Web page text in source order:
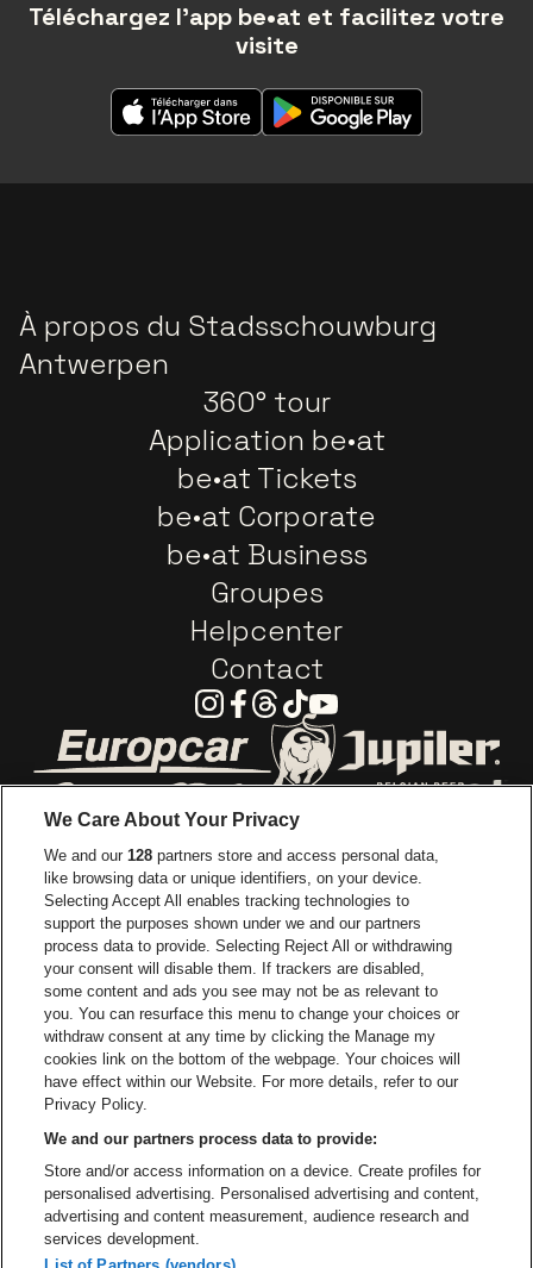
Téléchargez l'app be•at et facilitez votre
visite
À propos du Stadsschouwburg
Antwerpen
360° tour
Application be•at
be•at Tickets
be•at Corporate
be•at Business
Groupes
Helpcenter
Contact
Instagram
Facebook
Threads
TiktokYoutube
Visitez le site de Europcar
Visitez le site de Coca-Cola
Visitez le site de Red Bull
Visitez le
Visitez le site de Champagne Pommery
Visitez le site de Le
Visitez le site de Le logo Lillet en
Visitez le site
Visitez le site de Gazet van
Visitez le site
Stadsschouwburg Antwerpen fait partie debe•at
Stadsschouwburg Antwerpen
Be-At Venues
Schijnpoortweg 119, 2170 Anvers
BTW (BE) 0461.051.688 - RPR Antwerpen
BNP Paribas Fortis - IBAN: BE93 2200 4925 0067 - BIC:
We Care About Your Privacy
We and our128 partners store and access personal data,
like browsing data or unique identifiers, on your device.
Selecting Accept All enables tracking technologies to
support the purposes shown under we and our partners
process data to provide. Selecting Reject All or withdrawing
your consent will disable them. If trackers are disabled,
some content and ads you see may not be as relevant to
you. You can resurface this menu to change your choices or
withdraw consent at any time by clicking the Manage my
cookies link on the bottom of the webpage. Your choices will
have effect within our Website. For more details, refer to our
Privacy Policy.
We and our partners process data to provide:
Store and/or access information on a device. Create profiles for
personalised advertising. Personalised advertising and content,
advertising and content measurement, audience research and
services development.